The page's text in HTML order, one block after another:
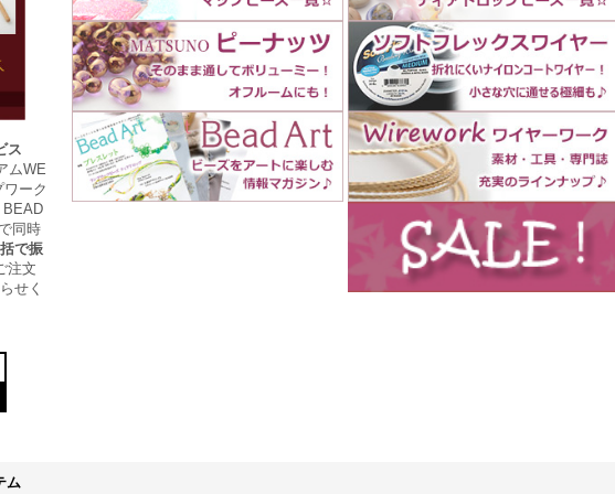
ス
ムWE
ーク
BEAD
同時
で振
注文
せく
ム